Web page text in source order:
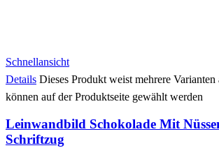
Schnellansicht
Details Dieses Produkt weist mehrere
können auf der Produktseite gewählt werden
Leinwandbild Schokolade Mit
Schriftzug